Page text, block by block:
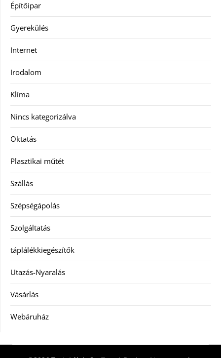
Építőipar
Gyerekülés
Internet
Irodalom
Klíma
Nincs kategorizálva
Oktatás
Plasztikai műtét
Szállás
Szépségápolás
Szolgáltatás
táplálékkiegészítők
Utazás-Nyaralás
Vásárlás
Webáruház